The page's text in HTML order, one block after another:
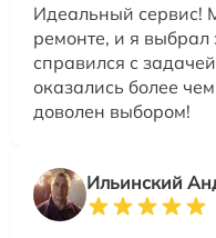
Идеальный сервис!
ремонте, и я выбрал
справился с
оказались более
доволен выбором!
Ильинский